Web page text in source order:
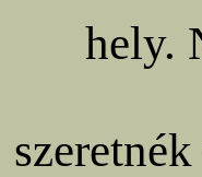
hely.